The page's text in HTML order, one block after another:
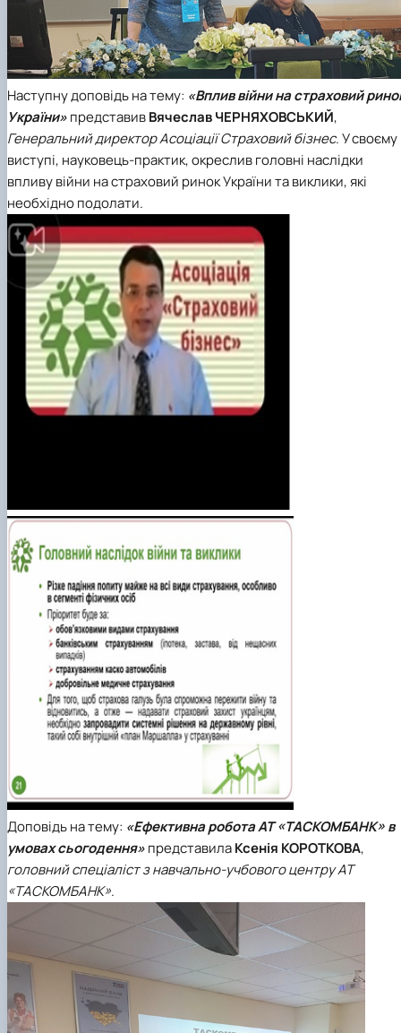
Наступну доповідь на тему: «Вплив війни на страховий
України»представивВячеслав ЧЕРНЯХОВСЬКИЙ,
Генеральний директор Асоціації Страховий бізнес. У своєму
виступі, науковець-практик, окреслив головні наслідки
впливу війни на страховий ринок України та виклики, які
необхідно подолати.
Доповідь на тему: «Ефективна робота АТ «ТАСКОМБАНК» в
умовах сьогодення»представилаКсенія КОРОТКОВА,
головний спеціаліст з навчально-учбового центру АТ
«ТАСКОМБАНК».